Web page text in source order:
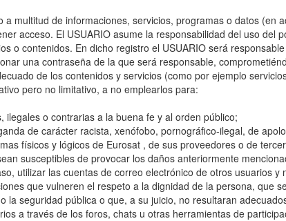
a multitud de informaciones, servicios, programas o datos
acceso. El USUARIO asume la responsabilidad del uso
o contenidos. En dicho registro el USUARIO será
una contraseña de la que será responsable,
de los contenidos y servicios (como por ejemplo
pero no limitativo, a no emplearlos para:
ilegales o contrarias a la buena fe y al orden público;
de carácter racista, xenófobo, pornográfico-ilegal, de
físicos y lógicos de Eurosat , de sus proveedores o de
susceptibles de provocar los daños anteriormente
utilizar las cuentas de correo electrónico de otros usuarios
que vulneren el respeto a la dignidad de la persona, que
la seguridad pública o que, a su juicio, no resultaran
a través de los foros, chats u otras herramientas de